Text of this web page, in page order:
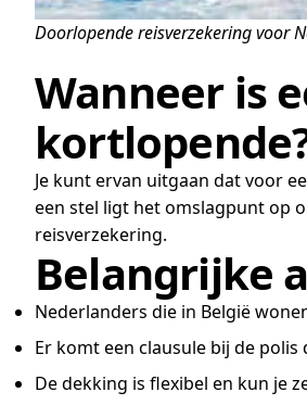
Doorlopende reisverzekering voor
Wanneer is
Je kunt ervan uitgaan dat voor
een stel ligt het omslagpunt op
reisverzekering.
Belangrijke
Nederlanders die in België
Er komt een clausule bij de
De dekking is flexibel en kun je